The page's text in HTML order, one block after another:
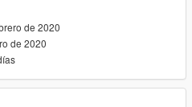
de 2020
de 2020